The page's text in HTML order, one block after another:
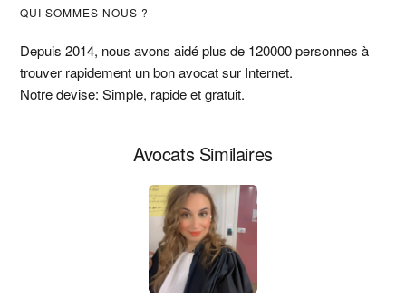
Barre
latérale
principale
QUI SOMMES NOUS ?
Depuis 2014, nous avons aidé plus de 120000 personnes à
trouver rapidement un bon avocat sur Internet.
Notre devise: Simple, rapide et gratuit.
Avocats Similaires